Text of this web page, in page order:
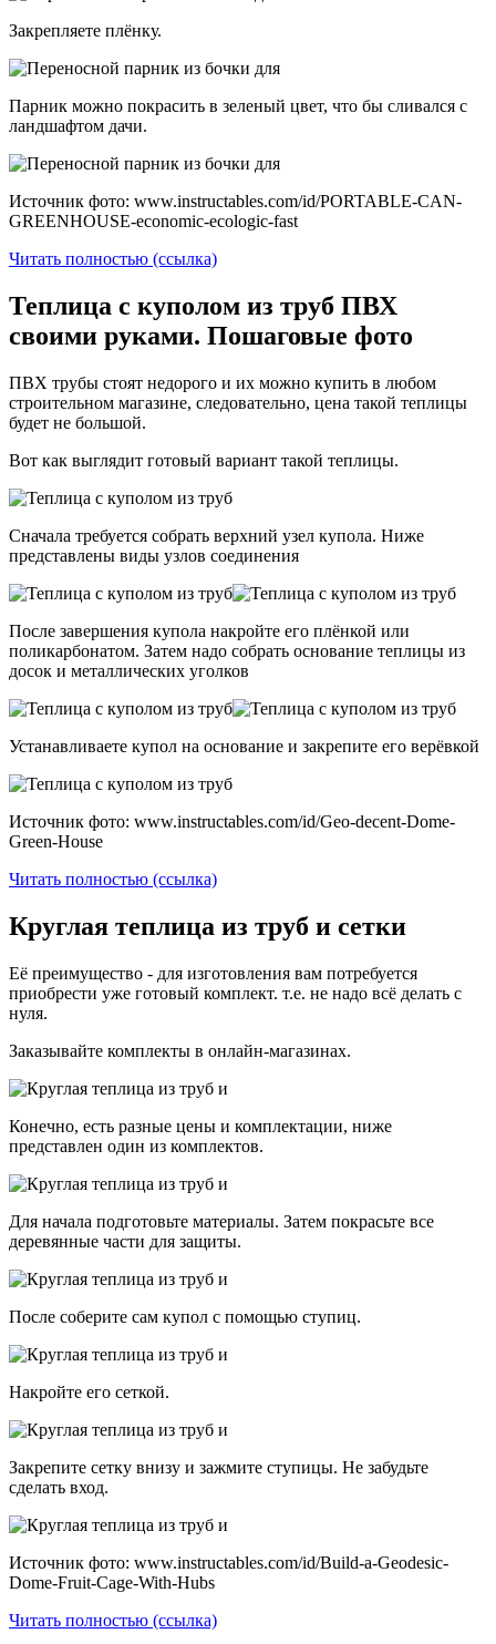
Закрепляете плёнку.
Парник можно покрасить в зеленый цвет, что бы сливался с
ландшафтом дачи.
Источник фото: www.instructables.com/id/PORTABLE-CAN-
GREENHOUSE-economic-ecologic-fast
Читать полностью (ссылка)
Теплица с куполом из труб ПВХ
своими руками. Пошаговые фото
ПВХ трубы стоят недорого и их можно купить в любом
строительном магазине, следовательно, цена такой теплицы
будет не большой.
Вот как выглядит готовый вариант такой теплицы.
Сначала требуется собрать верхний узел купола. Ниже
представлены виды узлов соединения
После завершения купола накройте его плёнкой или
поликарбонатом. Затем надо собрать основание теплицы из
досок и металлических уголков
Устанавливаете купол на основание и закрепите его верёвкой
Источник фото: www.instructables.com/id/Geo-decent-Dome-
Green-House
Читать полностью (ссылка)
Круглая теплица из труб и сетки
Её преимущество - для изготовления вам потребуется
приобрести уже готовый комплект. т.е. не надо всё делать с
нуля.
Заказывайте комплекты в онлайн-магазинах.
Конечно, есть разные цены и комплектации, ниже
представлен один из комплектов.
Для начала подготовьте материалы. Затем покрасьте все
деревянные части для защиты.
После соберите сам купол с помощью ступиц.
Накройте его сеткой.
Закрепите сетку внизу и зажмите ступицы. Не забудьте
сделать вход.
Источник фото: www.instructables.com/id/Build-a-Geodesic-
Dome-Fruit-Cage-With-Hubs
Читать полностью (ссылка)